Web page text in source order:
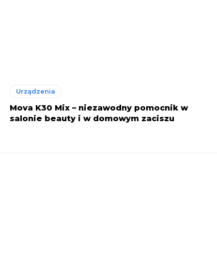
Urządzenia
Mova K30 Mix – niezawodny pomocnik w
salonie beauty i w domowym zaciszu